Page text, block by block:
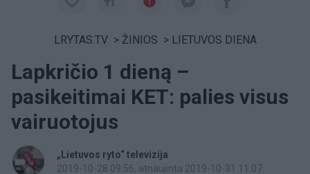
LRYTAS.TV > ŽINIOS > LIETUVOS DIENA
Lapkričio 1 dieną –
pasikeitimai KET: palies visus
vairuotojus
„Lietuvos ryto“ televizija
2019-10-28 09:56, atnaujinta 2019-10-31 11:07